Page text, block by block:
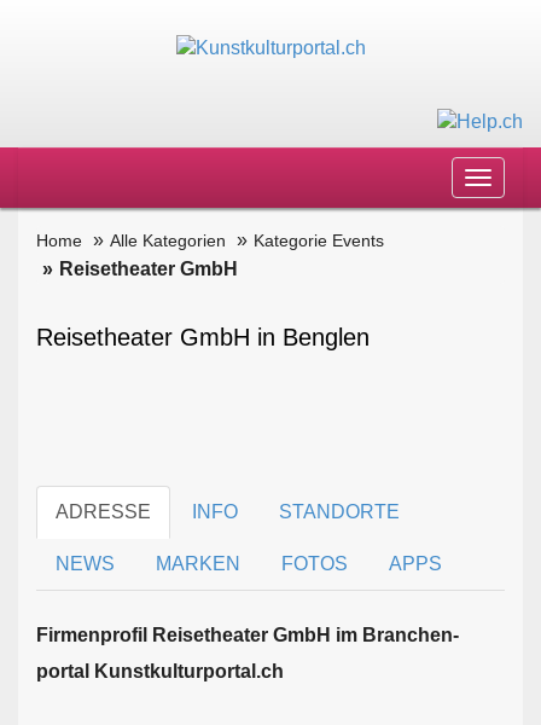
Toggle
Home Alle Kategorien Kategorie Events
Reisetheater GmbH
Reisetheater GmbH in Benglen
ADRESSE INFO STANDORTE
NEWS MARKEN FOTOS APPS
Firmen­profil Reisetheater GmbH im Branchen­
portal Kunstkulturportal.ch